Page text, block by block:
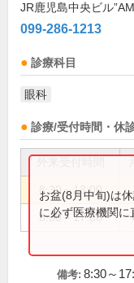
JR鹿児島中央ビル
099-286-1213
診療科目
眼科
診療/受付時間・休
8:30～13:00
8:30～17:30
お盆(8月中旬)は
に必ず医療機関に
備考: 8:30～